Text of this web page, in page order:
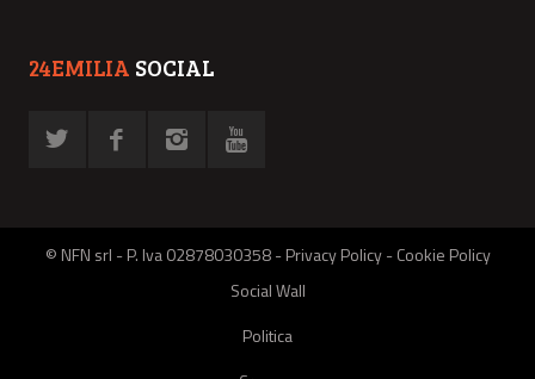
24EMILIA SOCIAL
© NFN srl - P. Iva 02878030358 -Privacy Policy-Cookie Policy
Social Wall
Politica